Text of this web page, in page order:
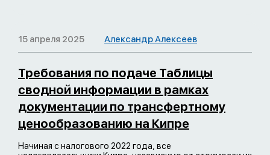
15 апреля 2025 Александр Алексеев
Требования по подаче Таблицы
сводной информации в рамках
документации по трансфертному
ценообразованию на Кипре
Начиная с налогового 2022 года, все